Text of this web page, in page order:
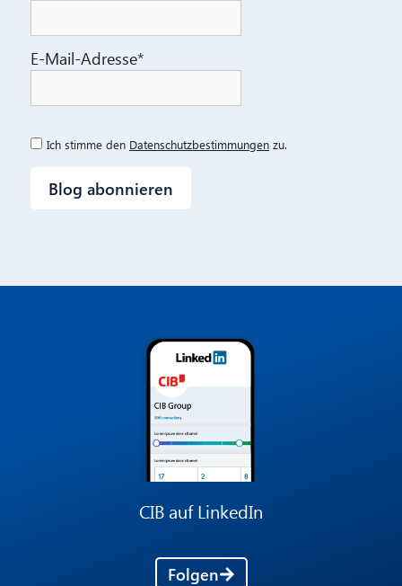
E-Mail-Adresse*
Ich stimme den Datenschutzbestimmungen zu.
CIB auf LinkedIn
Folgen